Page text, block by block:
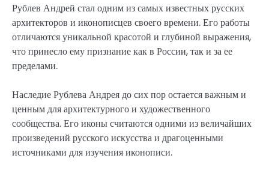
Рублев Андрей стал одним из самых известных русских
архитекторов и иконописцев своего времени. Его работы
отличаются уникальной красотой и глубиной выражения,
что принесло ему признание как в России, так и за ее
пределами.
Наследие Рублева Андрея до сих пор остается важным и
ценным для архитектурного и художественного
сообщества. Его иконы считаются одними из величайших
произведений русского искусства и драгоценными
источниками для изучения иконописи.